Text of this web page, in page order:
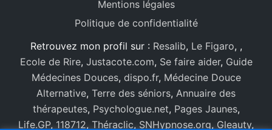
Mentions légales
Politique de confidentialité
Retrouvez mon profil sur : Resalib, Le Figaro, ,
Ecole de Rire, Justacote.com, Se faire aider, Guide
Médecines Douces, dispo.fr, Médecine Douce
Alternative, Terre des séniors, Annuaire des
thérapeutes, Psychologue.net, Pages Jaunes,
Life.GP, 118712, Théraclic, SNHypnose.org, Gleauty,